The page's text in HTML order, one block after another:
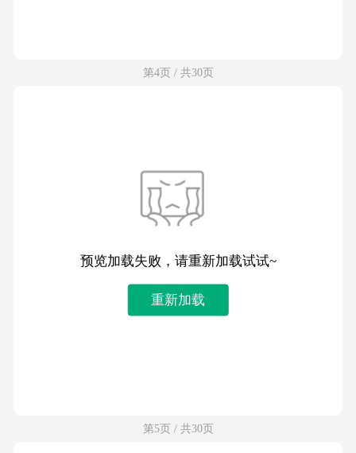
第4页 / 共30页
预览加载失败，请重新加载试试~
重新加载
第5页 / 共30页